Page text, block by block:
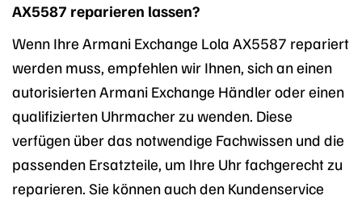
AX5587 reparieren lassen?
Wenn Ihre Armani Exchange Lola AX5587 repariert
werden muss, empfehlen wir Ihnen, sich an einen
autorisierten Armani Exchange Händler oder einen
qualifizierten Uhrmacher zu wenden. Diese
verfügen über das notwendige Fachwissen und die
passenden Ersatzteile, um Ihre Uhr fachgerecht zu
reparieren. Sie können auch den Kundenservice